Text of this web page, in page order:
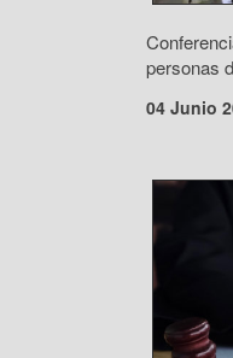
personas
04 Junio